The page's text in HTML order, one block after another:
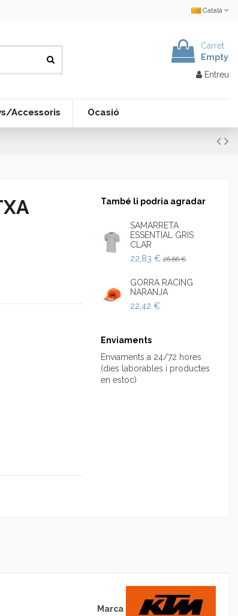
Català
Carret
Empty
Entreu
Accessoris Ocasió
També li podria agradar
SAMARRETA
ESSENTIAL GRIS
CLAR
22,83 € 26,86 €
GORRA RACING
NARANJA
22,42 €
Enviaments
Enviaments a 24/72 hores
(dies laborables i productes
en estoc)
Marca